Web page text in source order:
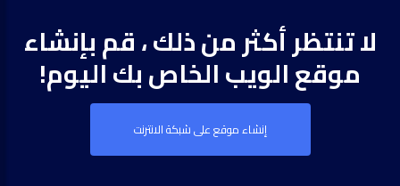
لا تنتظر أكثر من ذلك ، قم بإنشاء
موقع الويب الخاص بك اليوم!
إنشاء موقع على شبكة الانترنت